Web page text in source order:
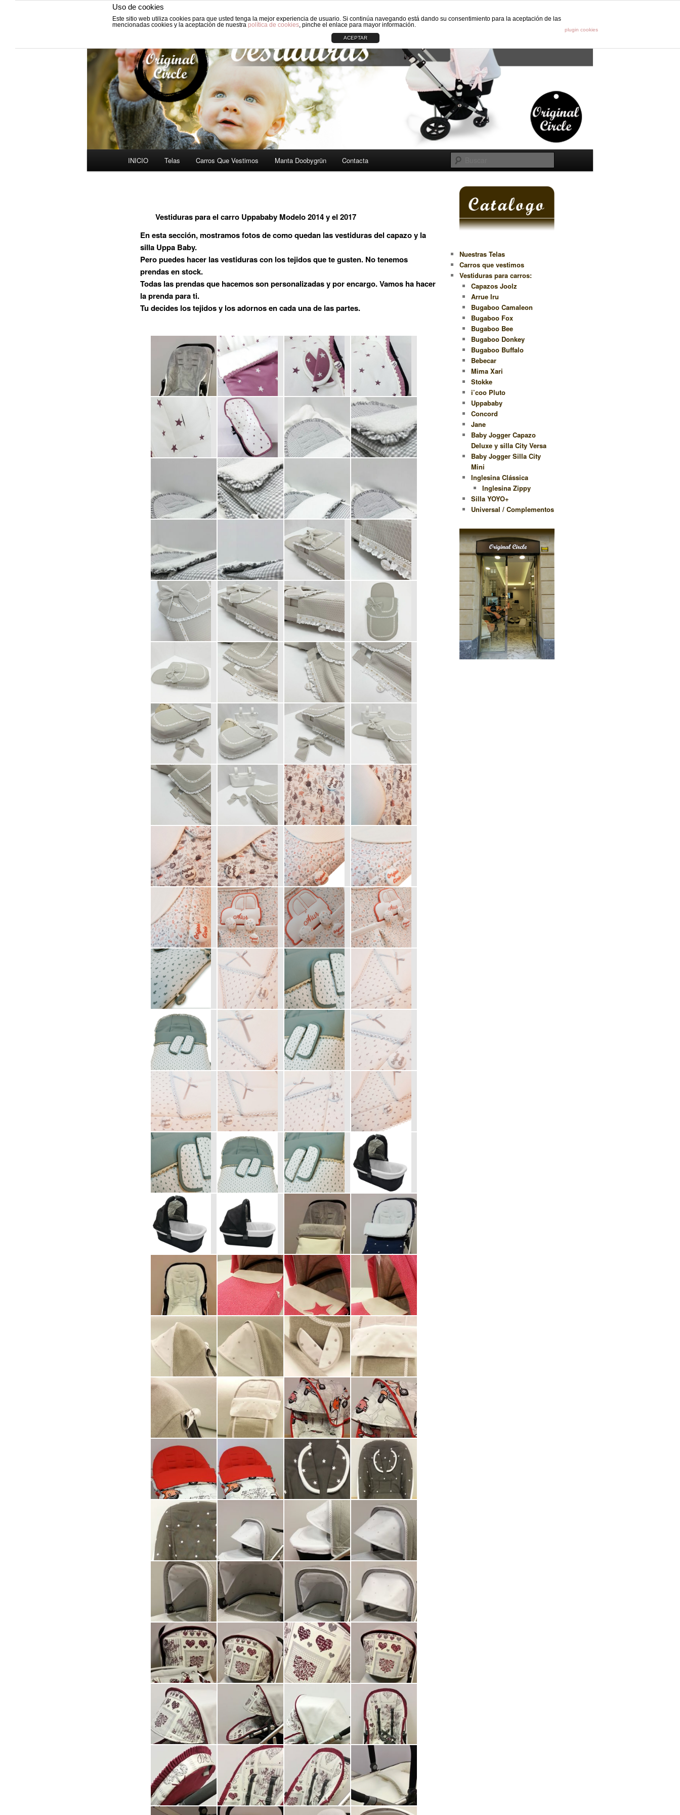
Uso de cookies
Este sitio web utiliza cookies para que usted tenga la mejor experiencia de usuario. Si continúa navegando está dando su consentimiento para la aceptación de las
mencionadas cookies y la aceptación de nuestra política de cookies, pinche el enlace para mayor información.
plugin cookies
ACEPTAR
VESTIDURAS ORIGINAL CIRCLE
Fabricación de vestiduras para carros de Bebé: Fundas, Sacos, Capotas, Capazos, Sombrillas, Bolsos
Menú
Ir
principal
INICIO Telas Carros Que Vestimos Manta Doobygrün Contacta
Vestiduras para el carro Uppababy Modelo 2014 y el 2017
En esta sección, mostramos fotos de como quedan las vestiduras del capazo y la
silla Uppa Baby.
Pero puedes hacer las vestiduras con los tejidos que te gusten. No tenemos
prendas en stock.
Todas las prendas que hacemos son personalizadas y por encargo. Vamos ha hacer
la prenda para ti.
Tu decides los tejidos y los adornos en cada una de las partes.
Nuestras Telas
Carros que vestimos
Vestiduras para carros:
Capazos Joolz
Arrue Iru
Bugaboo Camaleon
Bugaboo Fox
Bugaboo Bee
Bugaboo Donkey
Bugaboo Buffalo
Bebecar
Mima Xari
Stokke
i’coo Pluto
Uppababy
Concord
Jane
Baby Jogger Capazo
Deluxe y silla City Versa
Baby Jogger Silla City
Mini
Inglesina Clássica
Inglesina Zippy
Silla YOYO+
Universal / Complementos